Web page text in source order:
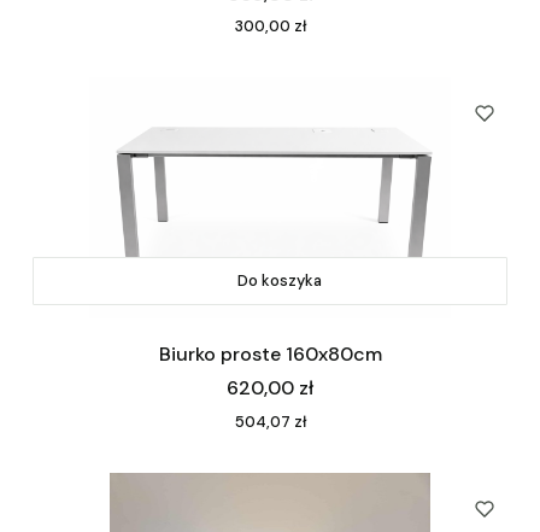
Cena
300,00 zł
Do koszyka
Biurko proste 160x80cm
Cena
620,00 zł
Cena
504,07 zł